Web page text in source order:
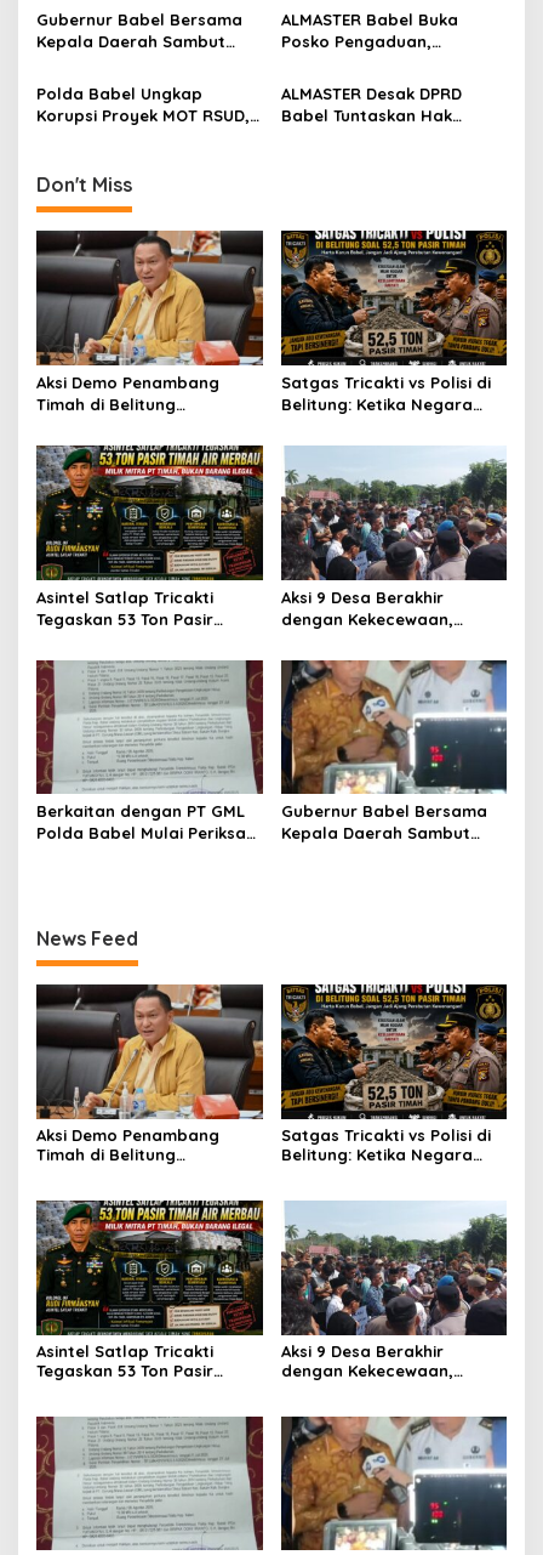
i
n
Menjawab Persoalan
Plasma 30 Tahun,
Masyarakat Siapkan Mosi
Minta Delapan Kades Lain
Ikut Dipanggil
Gubernur Babel Bersama
Kepala Daerah Sambut
Dukbangga/BKKBN RI di
Bangka Belitung
ALMASTER Babel Buka
Posko Pengaduan,
Masyarakat Terkait Timah
yang Diamankan Satgas
Polda Babel Ungkap
Korupsi Proyek MOT RSUD,
Rp5,19 Miliar
ALMASTER Desak DPRD
Babel Tuntaskan Hak
Don't Miss
Aksi Demo Penambang
Timah di Belitung
XII DPR Bambang Patijaya
Dorong Perpres Segera
Terbit
Satgas Tricakti vs Polisi di
Belitung: Ketika Negara
52,5 Ton Pasir Timah
Asintel Satlap Tricakti
Tegaskan 53 Ton Pasir
Berstatus Mitra PT Timah,
Minta Publik Hormati
Proses Hukum
Aksi 9 Desa Berakhir
dengan Kekecewaan,
Menjawab Persoalan
Plasma 30 Tahun,
Masyarakat Siapkan Mosi
Tidak Percaya
Berkaitan dengan PT GML
Polda Babel Mulai Periksa
Gubernur Babel Bersama
Kepala Daerah Sambut
News Feed
Aksi Demo Penambang
Timah di Belitung
Dorong Perpres Segera
Terbit
Satgas Tricakti vs Polisi di
Belitung: Ketika Negara
Asintel Satlap Tricakti
Tegaskan 53 Ton Pasir
Minta Publik Hormati
Proses Hukum
Aksi 9 Desa Berakhir
dengan Kekecewaan,
Plasma 30 Tahun,
Masyarakat Siapkan Mosi
Tidak Percaya